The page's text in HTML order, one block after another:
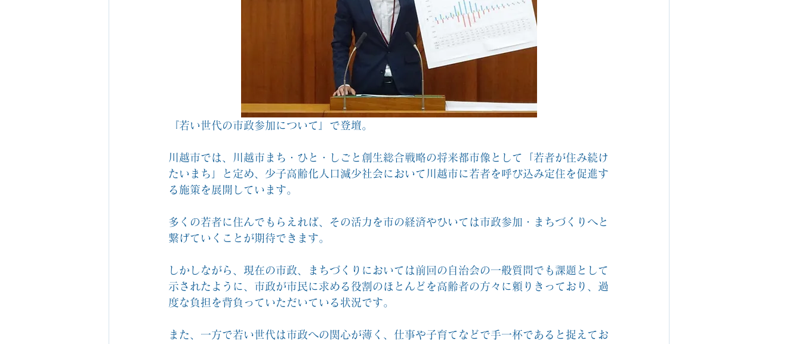
『若い世代の市政参加について』で登壇。
川越市では、川越市まち・ひと・しごと創生総合戦略の将来都市像として「若者が住み続け
たいまち」と定め、少子高齢化人口減少社会において川越市に若者を呼び込み定住を促進す
る施策を展開しています。
多くの若者に住んでもらえれば、その活力を市の経済やひいては市政参加・まちづくりへと
繋げていくことが期待できます。
しかしながら、現在の市政、まちづくりにおいては前回の自治会の一般質問でも課題として
示されたように、市政が市民に求める役割のほとんどを高齢者の方々に頼りきっており、過
度な負担を背負っていただいている状況です。
また、一方で若い世代は市政への関心が薄く、仕事や子育てなどで手一杯であると捉えてお